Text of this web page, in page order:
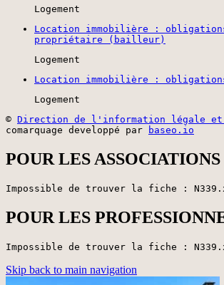
Logement
Location immobilière :
propriétaire (bailleur)
Logement
Location immobilière :
Logement
© Direction de l'information légale et
comarquage developpé par
baseo.io
POUR LES ASSOCIATIONS
Impossible de trouver la fiche :
POUR LES
Impossible de trouver la fiche :
Skip back to main navigation